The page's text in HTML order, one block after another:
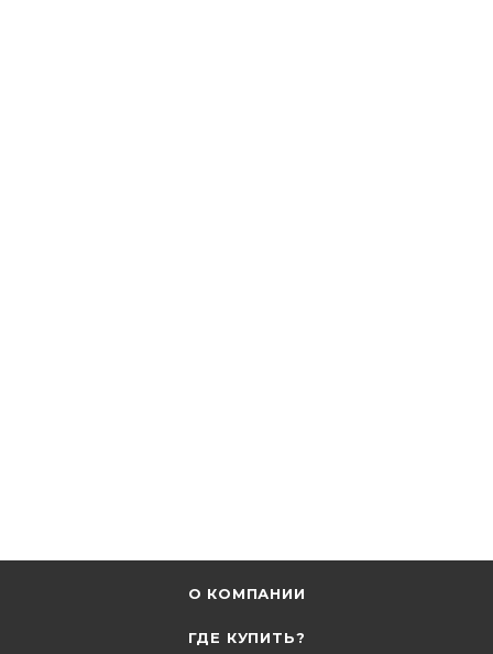
О КОМПАНИИ
ГДЕ КУПИТЬ?